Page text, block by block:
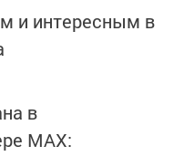
и интересным в
в
MАХ: